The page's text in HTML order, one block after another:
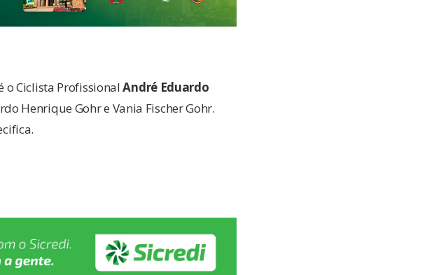
o Ciclista ProfissionalAndréEduardo
Henrique Gohr e Vania Fischer Gohr.